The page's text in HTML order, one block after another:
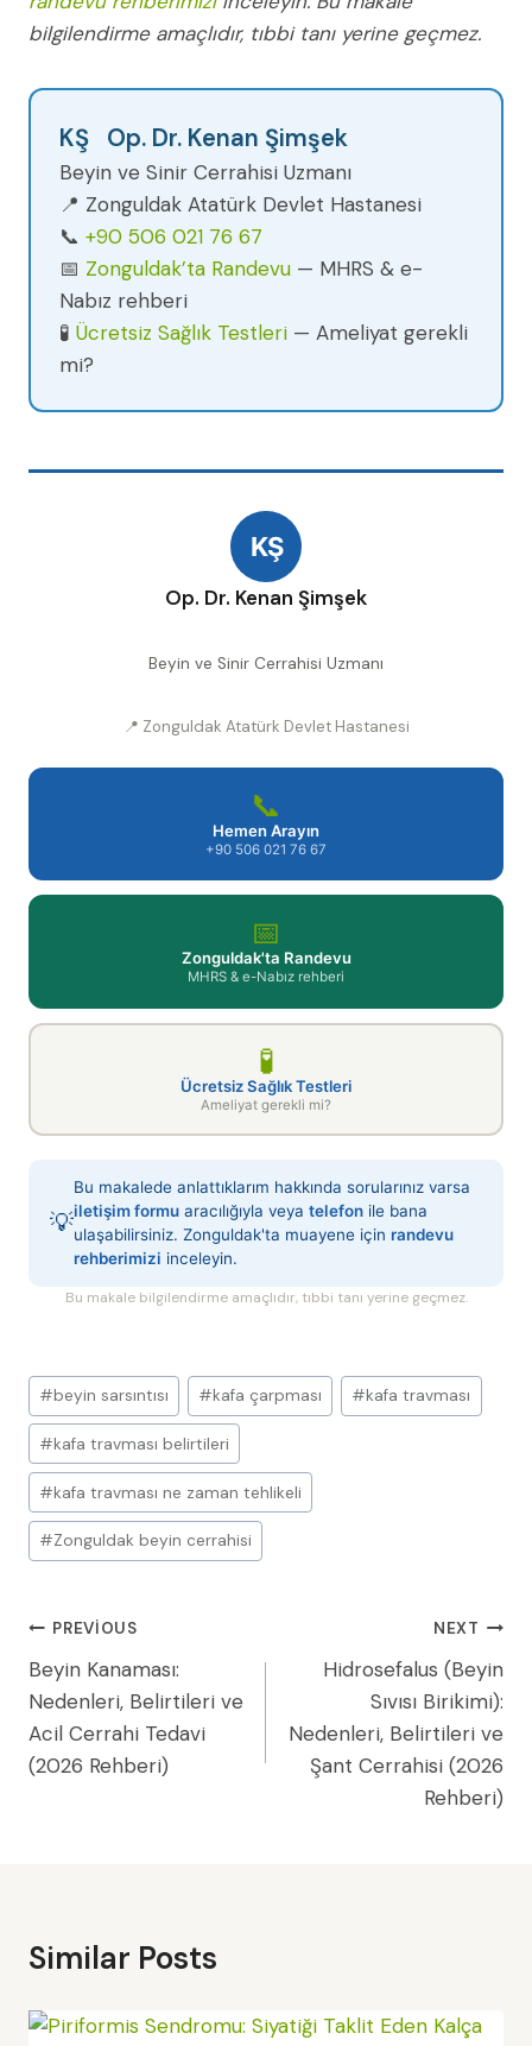
bilgilendirme amaçlıdır, tıbbi tanı yerine geçmez.
KŞ Op. Dr. Kenan Şimşek
Beyin ve Sinir Cerrahisi Uzmanı
📍 Zonguldak Atatürk Devlet Hastanesi
📞 +90 506 021 76 67
📅 Zonguldak’ta Randevu — MHRS & e-
Nabız rehberi
🧪 Ücretsiz Sağlık Testleri — Ameliyat gerekli
mi?
KŞ
Op. Dr. Kenan Şimşek
Beyin ve Sinir Cerrahisi Uzmanı
📍 Zonguldak Atatürk Devlet Hastanesi
📞
Hemen Arayın
+90 506 021 76 67
📅
Zonguldak'ta Randevu
MHRS & e-Nabız rehberi
🧪
Ücretsiz Sağlık Testleri
Ameliyat gerekli mi?
💡
Bu makalede anlattıklarım hakkında sorularınız varsa
iletişim formuaracılığıyla veya telefonile bana
ulaşabilirsiniz. Zonguldak'ta muayene için randevu
rehberimizi inceleyin.
Bu makale bilgilendirme amaçlıdır, tıbbi tanı yerine geçmez.
Post
Tags:
#beyin sarsıntısı #kafa çarpması #kafa travması
#kafa travması belirtileri
#kafa travması ne zaman tehlikeli
#Zonguldak beyin cerrahisi
Yazı
Gezinmesi
PREVIOUS
Beyin Kanaması:
Nedenleri, Belirtileri ve
Acil Cerrahi Tedavi
(2026 Rehberi)
NEXT
Hidrosefalus (Beyin
Sıvısı Birikimi):
Nedenleri, Belirtileri ve
Şant Cerrahisi (2026
Rehberi)
Similar Posts